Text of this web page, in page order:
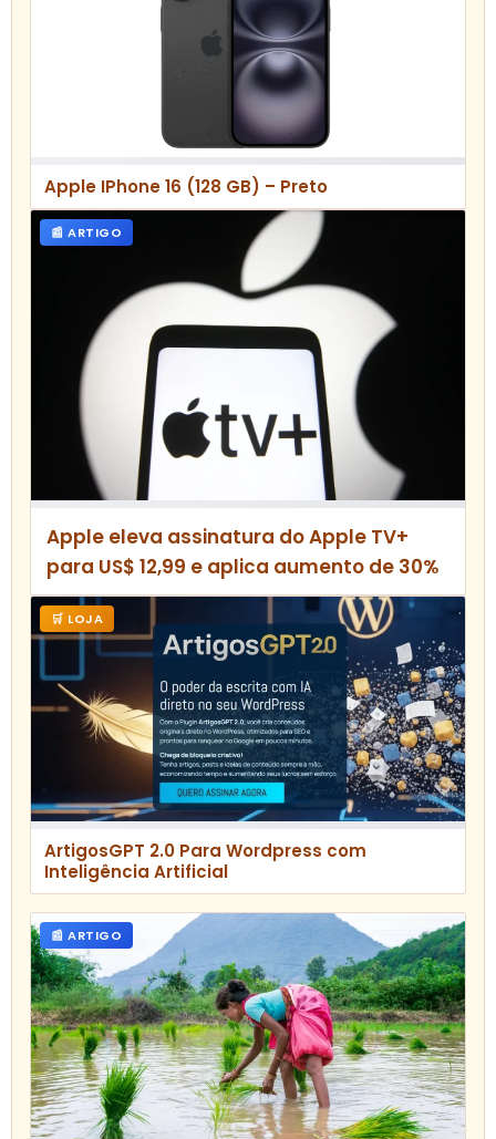
Apple IPhone 16 (128 GB) – Preto
📰 ARTIGO
Apple eleva assinatura do Apple TV+
para US$ 12,99 e aplica aumento de 30%
🛒 LOJA
ArtigosGPT 2.0 Para Wordpress com
Inteligência Artificial
📰 ARTIGO